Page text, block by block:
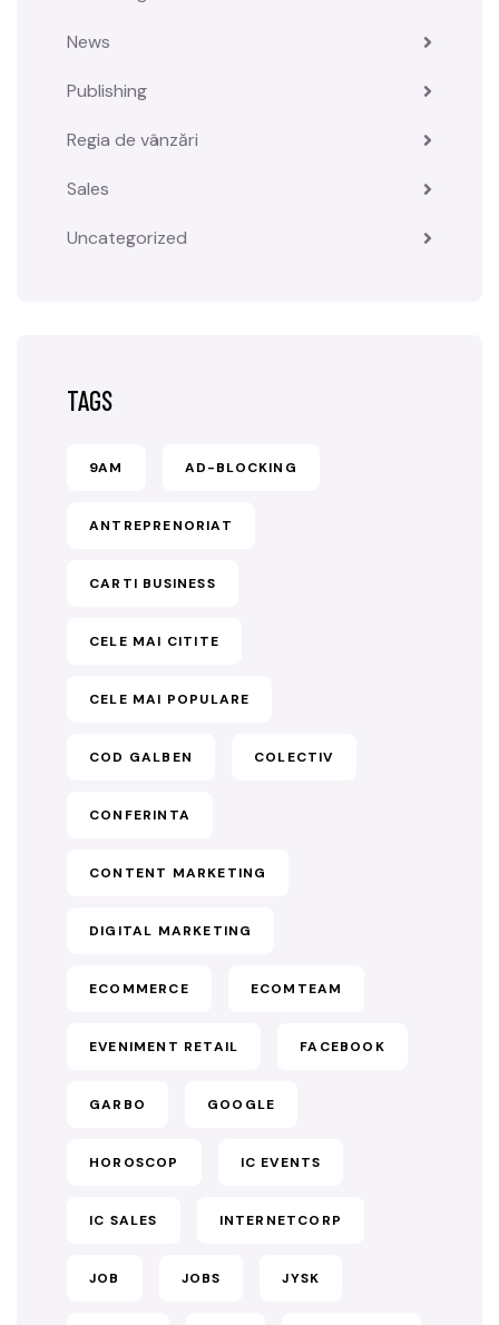
News
Publishing
Regia de vânzări
Sales
Uncategorized
TAGS
9AM AD-BLOCKING
ANTREPRENORIAT
CARTI BUSINESS
CELE MAI CITITE
CELE MAI POPULARE
COD GALBEN COLECTIV
CONFERINTA
CONTENT MARKETING
DIGITAL MARKETING
ECOMMERCE ECOMTEAM
EVENIMENT RETAIL FACEBOOK
GARBO GOOGLE
HOROSCOP IC EVENTS
IC SALES INTERNETCORP
JOB JOBS JYSK